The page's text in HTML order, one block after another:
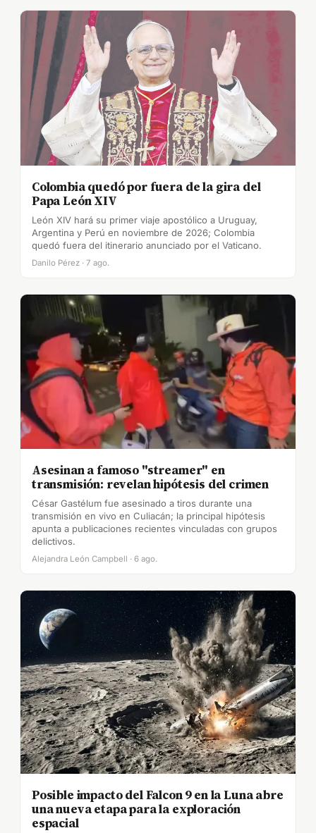
Colombia quedó por fuera de la gira del
Papa León XIV
León XIV hará su primer viaje apostólico a Uruguay,
Argentina y Perú en noviembre de 2026; Colombia
quedó fuera del itinerario anunciado por el Vaticano.
Danilo Pérez · 7 ago.
Asesinan a famoso "streamer" en
transmisión: revelan hipótesis del crimen
César Gastélum fue asesinado a tiros durante una
transmisión en vivo en Culiacán; la principal hipótesis
apunta a publicaciones recientes vinculadas con grupos
delictivos.
Alejandra León Campbell · 6 ago.
Posible impacto del Falcon 9 en la Luna abre
una nueva etapa para la exploración
espacial